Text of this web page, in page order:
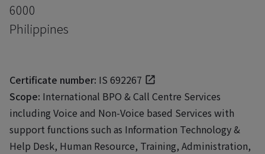
6000
Philippines
Certificate number: IS 692267
Scope: International BPO & Call Centre Services
including Voice and Non-Voice based Services with
support functions such as Information Technology &
Help Desk, Human Resource, Training, Administration,